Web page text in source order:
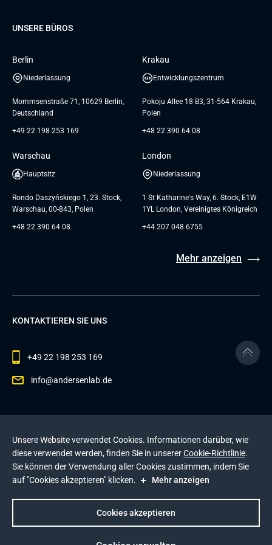
Elanders
Karriere
GTC for Consultancy services of
Andersen Germany GmbH
UNSERE BÜROS
Berlin
Niederlassung
Mommsenstraße 71, 10629 Berlin,
Deutschland
+49 22 198 253 169
Krakau
Entwicklungszentrum
Pokoju Allee 18 B3, 31-564 Krakau,
Polen
+48 22 390 64 08
Warschau
Hauptsitz
Rondo Daszyńskiego 1, 23. Stock,
Warschau, 00-843, Polen
+48 22 390 64 08
London
Niederlassung
1 St Katharine's Way, 6. Stock, E1W
1YL London, Vereinigtes Königreich
+44 207 048 6755
Mehr anzeigen
KONTAKTIEREN SIE UNS
+49 22 198 253 169
info@andersenlab.de
Datenschutzerklärungund dieCookie-Richtlinie .
Diese Website wird durch reCAPTCHA geschützt. Es
gelten die Datenschutzerklärungund die
Nutzungsbedingungen von Google.
Impressum
Unsere Website verwendet Cookies. Informationen darüber, wie
diese verwendet werden, finden Sie in unsererCookie-Richtlinie.
Sie können der Verwendung aller Cookies zustimmen, indem Sie
auf "Cookies akzeptieren" klicken.
Mehr anzeigen
Cookies akzeptieren